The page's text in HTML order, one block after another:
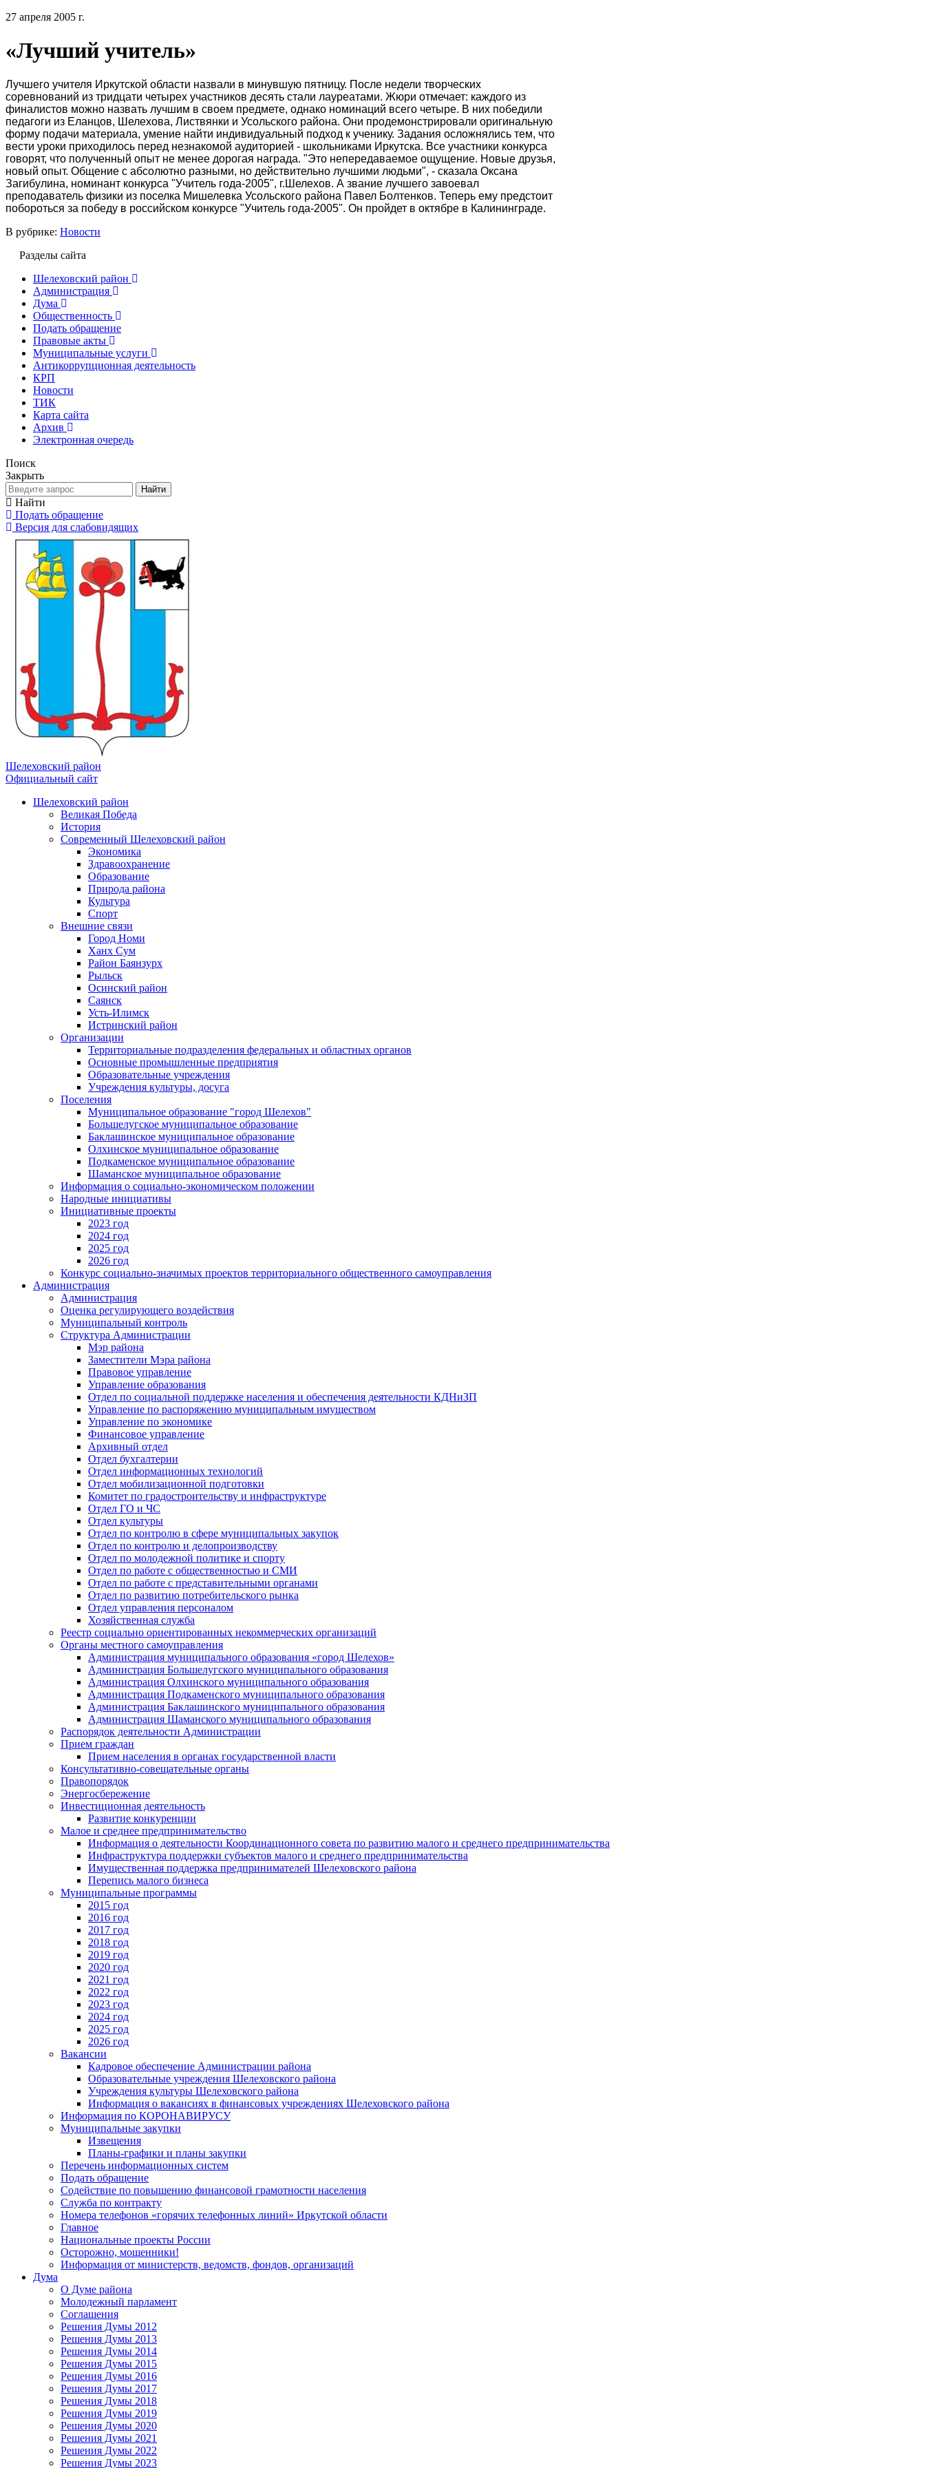
27 апреля 2005 г.
«Лучший учитель»
Лучшего учителя Иркутской области назвали в минувшую пятницу. После недели творческих
соревнований из тридцати четырех участников десять стали лауреатами. Жюри отмечает: каждого из
финалистов можно назвать лучшим в своем предмете, однако номинаций всего четыре. В них победили
педагоги из Еланцов, Шелехова, Листвянки и Усольского района. Они продемонстрировали оригинальную
форму подачи материала, умение найти индивидуальный подход к ученику. Задания осложнялись тем, что
вести уроки приходилось перед незнакомой аудиторией - школьниками Иркутска. Все участники конкурса
говорят, что полученный опыт не менее дорогая награда. "Это непередаваемое ощущение. Новые друзья,
новый опыт. Общение с абсолютно разными, но действительно лучшими людьми", - сказала Оксана
Загибулина, номинант конкурса "Учитель года-2005", г.Шелехов. А звание лучшего завоевал
преподаватель физики из поселка Мишелевка Усольского района Павел Болтенков. Теперь ему предстоит
побороться за победу в российском конкурсе "Учитель года-2005". Он пройдет в октябре в Калининграде.
В рубрике: Новости
Разделы сайта
Шелеховский район
Администрация
Дума
Общественность
Подать обращение
Правовые акты
Муниципальные услуги
Антикоррупционная деятельность
КРП
Новости
ТИК
Карта сайта
Архив
Электронная очередь
Поиск
Закрыть
Найти
Найти
Подать обращение
Версия для слабовидящих
Шелеховский район
Официальный сайт
Шелеховский район
Великая Победа
История
Современный Шелеховский район
Экономика
Здравоохранение
Образование
Природа района
Культура
Спорт
Внешние связи
Город Номи
Ханх Сум
Район Баянзурх
Рыльск
Осинский район
Саянск
Усть-Илимск
Истринский район
Организации
Территориальные подразделения федеральных и областных органов
Основные промышленные предприятия
Образовательные учреждения
Учреждения культуры, досуга
Поселения
Муниципальное образование "город Шелехов"
Большелугское муниципальное образование
Баклашинское муниципальное образование
Олхинское муниципальное образование
Подкаменское муниципальное образование
Шаманское муниципальное образование
Информация о социально-экономическом положении
Народные инициативы
Инициативные проекты
2023 год
2024 год
2025 год
2026 год
Конкурс социально-значимых проектов территориального общественного самоуправления
Администрация
Администрация
Оценка регулирующего воздействия
Муниципальный контроль
Структура Администрации
Мэр района
Заместители Мэра района
Правовое управление
Управление образования
Отдел по социальной поддержке населения и обеспечения деятельности КДНиЗП
Управление по распоряжению муниципальным имуществом
Управление по экономике
Финансовое управление
Архивный отдел
Отдел бухгалтерии
Отдел информационных технологий
Отдел мобилизационной подготовки
Комитет по градостроительству и инфраструктуре
Отдел ГО и ЧС
Отдел культуры
Отдел по контролю в сфере муниципальных закупок
Отдел по контролю и делопроизводству
Отдел по молодежной политике и спорту
Отдел по работе с общественностью и СМИ
Отдел по работе с представительными органами
Отдел по развитию потребительского рынка
Отдел управления персоналом
Хозяйственная служба
Реестр социально ориентированных некоммерческих организаций
Органы местного самоуправления
Администрация муниципального образования «город Шелехов»
Администрация Большелугского муниципального образования
Администрация Олхинского муниципального образования
Администрация Подкаменского муниципального образования
Администрация Баклашинского муниципального образования
Администрация Шаманского муниципального образования
Распорядок деятельности Администрации
Прием граждан
Прием населения в органах государственной власти
Консультативно-совещательные органы
Правопорядок
Энергосбережение
Инвестиционная деятельность
Развитие конкуренции
Малое и среднее предпринимательство
Информация о деятельности Координационного совета по развитию малого и среднего предпринимательства
Инфраструктура поддержки субъектов малого и среднего предпринимательства
Имущественная поддержка предпринимателей Шелеховского района
Перепись малого бизнеса
Муниципальные программы
2015 год
2016 год
2017 год
2018 год
2019 год
2020 год
2021 год
2022 год
2023 год
2024 год
2025 год
2026 год
Вакансии
Кадровое обеспечение Администрации района
Образовательные учреждения Шелеховского района
Учреждения культуры Шелеховского района
Информация о вакансиях в финансовых учреждениях Шелеховского района
Информация по КОРОНАВИРУСУ
Муниципальные закупки
Извещения
Планы-графики и планы закупки
Перечень информационных систем
Подать обращение
Содействие по повышению финансовой грамотности населения
Служба по контракту
Номера телефонов «горячих телефонных линий» Иркутской области
Главное
Национальные проекты России
Осторожно, мошенники!
Информация от министерств, ведомств, фондов, организаций
Дума
О Думе района
Молодежный парламент
Соглашения
Решения Думы 2012
Решения Думы 2013
Решения Думы 2014
Решения Думы 2015
Решения Думы 2016
Решения Думы 2017
Решения Думы 2018
Решения Думы 2019
Решения Думы 2020
Решения Думы 2021
Решения Думы 2022
Решения Думы 2023